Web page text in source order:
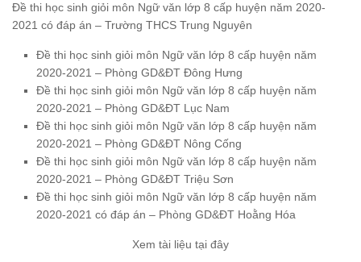
Đề thi học sinh giỏi môn Ngữ văn lớp 8 cấp huyện năm 2020-
2021 có đáp án – Trường THCS Trung Nguyên
Đề thi học sinh giỏi môn Ngữ văn lớp 8 cấp huyện năm
2020-2021 – Phòng GD&ĐT Đông Hưng
Đề thi học sinh giỏi môn Ngữ văn lớp 8 cấp huyện năm
2020-2021 – Phòng GD&ĐT Lục Nam
Đề thi học sinh giỏi môn Ngữ văn lớp 8 cấp huyện năm
2020-2021 – Phòng GD&ĐT Nông Cống
Đề thi học sinh giỏi môn Ngữ văn lớp 8 cấp huyện năm
2020-2021 – Phòng GD&ĐT Triệu Sơn
Đề thi học sinh giỏi môn Ngữ văn lớp 8 cấp huyện năm
2020-2021 có đáp án – Phòng GD&ĐT Hoằng Hóa
Xem tài liệu tại đây